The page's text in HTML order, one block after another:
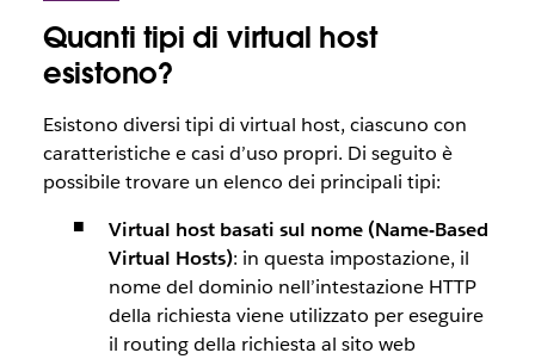
Quanti tipi di virtual host
esistono?
Esistono diversi tipi di virtual host, ciascuno con
caratteristiche e casi d’uso propri. Di seguito è
possibile trovare un elenco dei principali tipi:
Virtual host basati sul nome (Name-Based
Virtual Hosts): in questa impostazione, il
nome del dominio nell’intestazione HTTP
della richiesta viene utilizzato per eseguire
il routing della richiesta al sito web